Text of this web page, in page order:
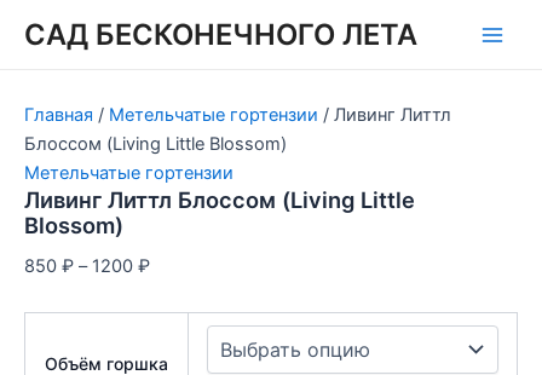
САД БЕСКОНЕЧНОГО ЛЕТА
Главная / Метельчатые гортензии / Ливинг Литтл
Блоссом (Living Little Blossom)
Метельчатые гортензии
Ливинг Литтл Блоссом (Living Little
Blossom)
850 ₽ – 1200 ₽Диапазон
Объём горшка